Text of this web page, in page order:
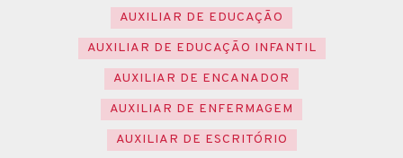
AUXILIAR DE EDUCAÇÃO
AUXILIAR DE EDUCAÇÃO INFANTIL
AUXILIAR DE ENCANADOR
AUXILIAR DE ENFERMAGEM
AUXILIAR DE ESCRITÓRIO